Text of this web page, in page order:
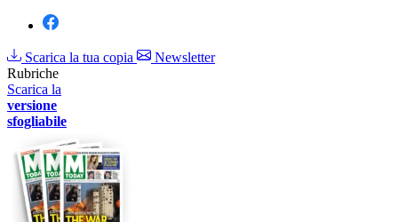
Scarica la tua copia
Newsletter
Rubriche
Scarica la
versione
sfogliabile